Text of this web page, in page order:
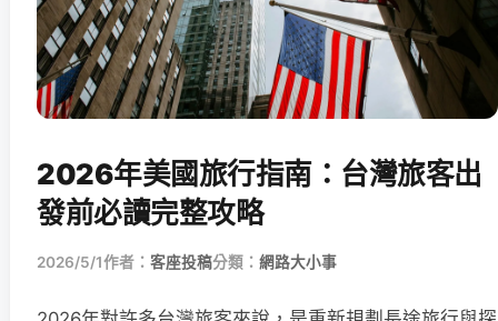
2026年美國旅行指南：台灣旅客出
發前必讀完整攻略
2026/5/1作者： 客座投稿分類： 網路大小事